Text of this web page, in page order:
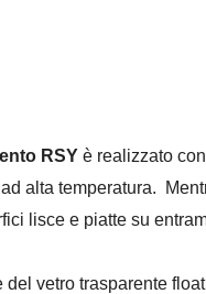
RSYè realizzato
alta temperatura.
lisce e piatte su
vetro trasparente